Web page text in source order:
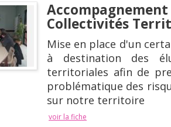
Collectivités
Mise en place d'un
à destination des
territoriales afin de
problématique des
sur notre territoire
voir la fiche